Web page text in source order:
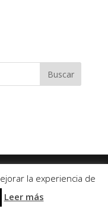
Zaragoza - Tel.
la experiencia de
Leer más